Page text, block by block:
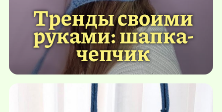
Тренды своими
руками: шапка-
чепчик